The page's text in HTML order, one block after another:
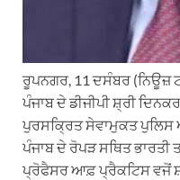
ਰੂਪਨਗਰ, 11 ਦਸੰਬਰ (ਨਿਊਜ਼
ਪੰਜਾਬ ਦੇ ਡੀਜੀਪੀ ਸ਼੍ਰੀ
ਪੁਰਸਕ੍ਰਿਤ ਸੇਵਾਮੁਕਤ ਪੁਲਿਸ
ਪੰਜਾਬ ਦੇ ਰੋਪੜ ਸਥਿਤ
ਪ੍ਰੋਫੈਸਰ ਆਫ਼ ਪ੍ਰੈਕਟਿਸ ਵਜੋਂ